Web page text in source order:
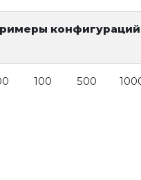
конфигураций
100 500